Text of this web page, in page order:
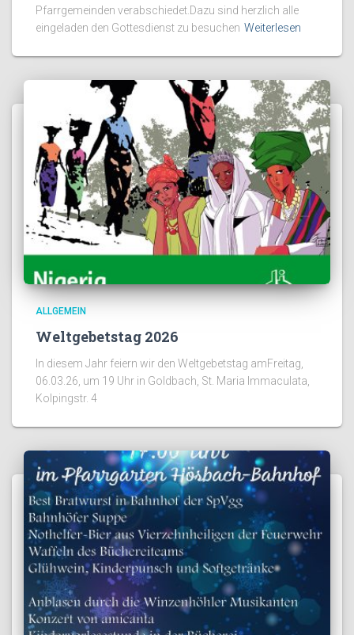
Pfarrgemeinden verabschiedet.Dazu sind herzlich alle
eingeladen den Gottesdienst zu besuchen Weiterlesen
ALLGEMEIN
Weltgebetstag 2026
In diesem Jahr feiern wir den Weltgebetstag amFreitag,
06.03.26, um 19 Uhr in Goldbach, St. Maria Immaculata,
Kolpingstr. 4